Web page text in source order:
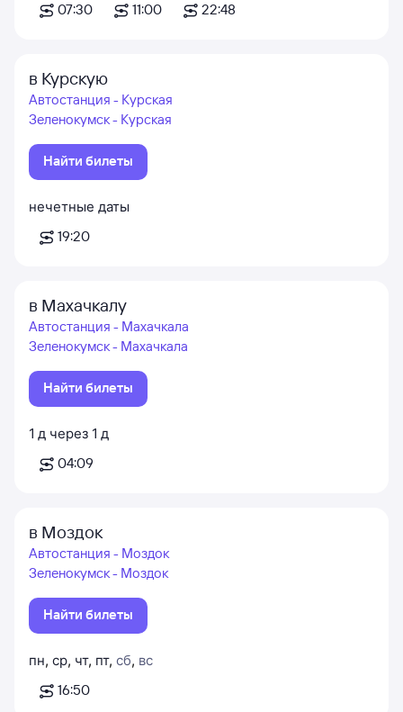
07:30
11:00
22:48
в Курскую
Автостанция - Курская
Зеленокумск - Курская
Найти билеты
нечетные даты
19:20
в Махачкалу
Автостанция - Махачкала
Зеленокумск - Махачкала
Найти билеты
1 д через 1 д
04:09
в Моздок
Автостанция - Моздок
Зеленокумск - Моздок
Найти билеты
пн, ср, чт, пт, сб, вс
16:50